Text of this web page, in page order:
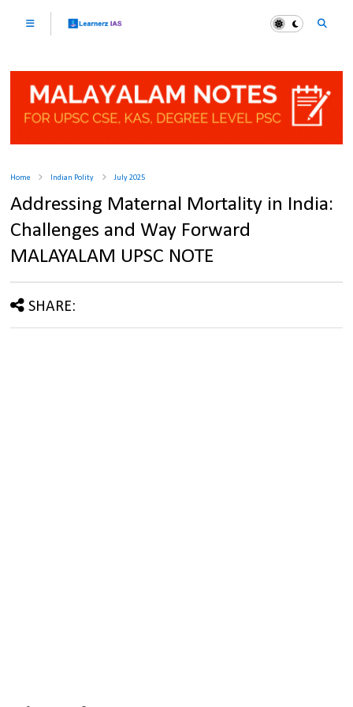
Home Indian Polity July 2025
Addressing Maternal Mortality in India:
Challenges and Way Forward
MALAYALAM UPSC NOTE
SHARE: